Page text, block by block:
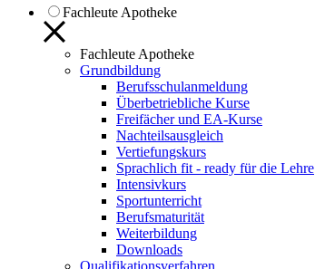
Fachleute Apotheke
Fachleute Apotheke
Grundbildung
Berufsschulanmeldung
Überbetriebliche Kurse
Freifächer und EA-Kurse
Nachteilsausgleich
Vertiefungskurs
Sprachlich fit - ready für die Lehre
Intensivkurs
Sportunterricht
Berufsmaturität
Weiterbildung
Downloads
Qualifikationsverfahren